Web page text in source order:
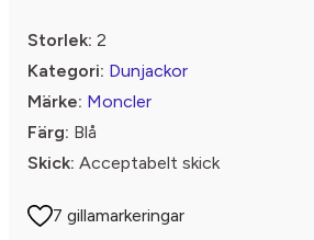
Storlek: 2
Kategori: Dunjackor
Märke: Moncler
Färg: Blå
Skick: Acceptabelt skick
7 gillamarkeringar